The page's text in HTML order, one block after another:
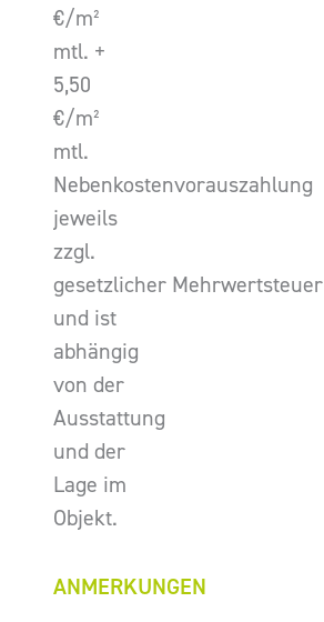
€/m²
mtl. +
5,50
€/m²
mtl.
Nebenkostenvorauszahlung
jeweils
zzgl.
gesetzlicher Mehrwertsteuer
und ist
abhängig
von der
Ausstattung
und der
Lage im
Objekt.
ANMERKUNGEN